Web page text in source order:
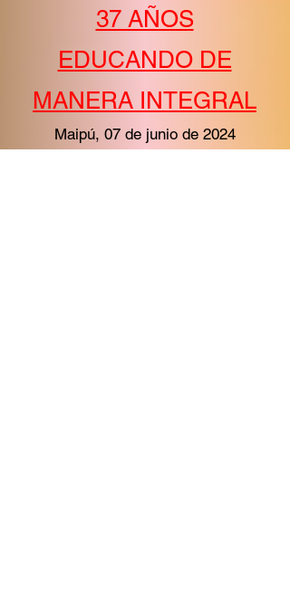
37 AÑOS
EDUCANDO DE
MANERA INTEGRAL
Maipú, 07 de junio de 2024